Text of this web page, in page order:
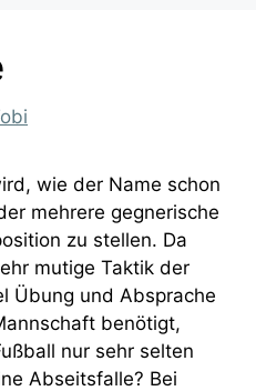
wie der Name schon
mehrere gegnerische
zu stellen. Da
mutige Taktik der
Übung und Absprache
benötigt,
nur sehr selten
Abseitsfalle? Bei